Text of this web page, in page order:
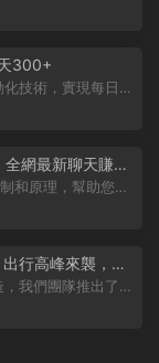
了...
300+
網最新聊天賺
和原理，幫助您理
前...
行高峰來襲，裏
，月入
裏...